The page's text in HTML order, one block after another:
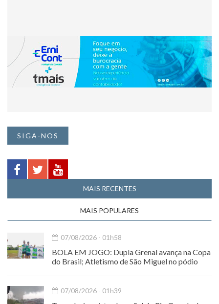
SIGA-NOS
MAIS RECENTES
MAIS POPULARES
07/08/2026 - 01h58
BOLA EM JOGO: Dupla Grenal avança na Copa
do Brasil; Atletismo de São Miguel no pódio
07/08/2026 - 01h39